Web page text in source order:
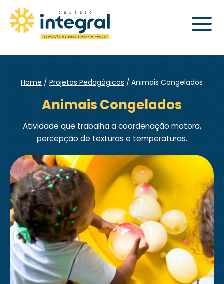
Home Projetos Pedagógicos Animais Congelados
Animais Congelados
Atividade que trabalha a coordenação motora,
percepção de texturas e temperaturas.